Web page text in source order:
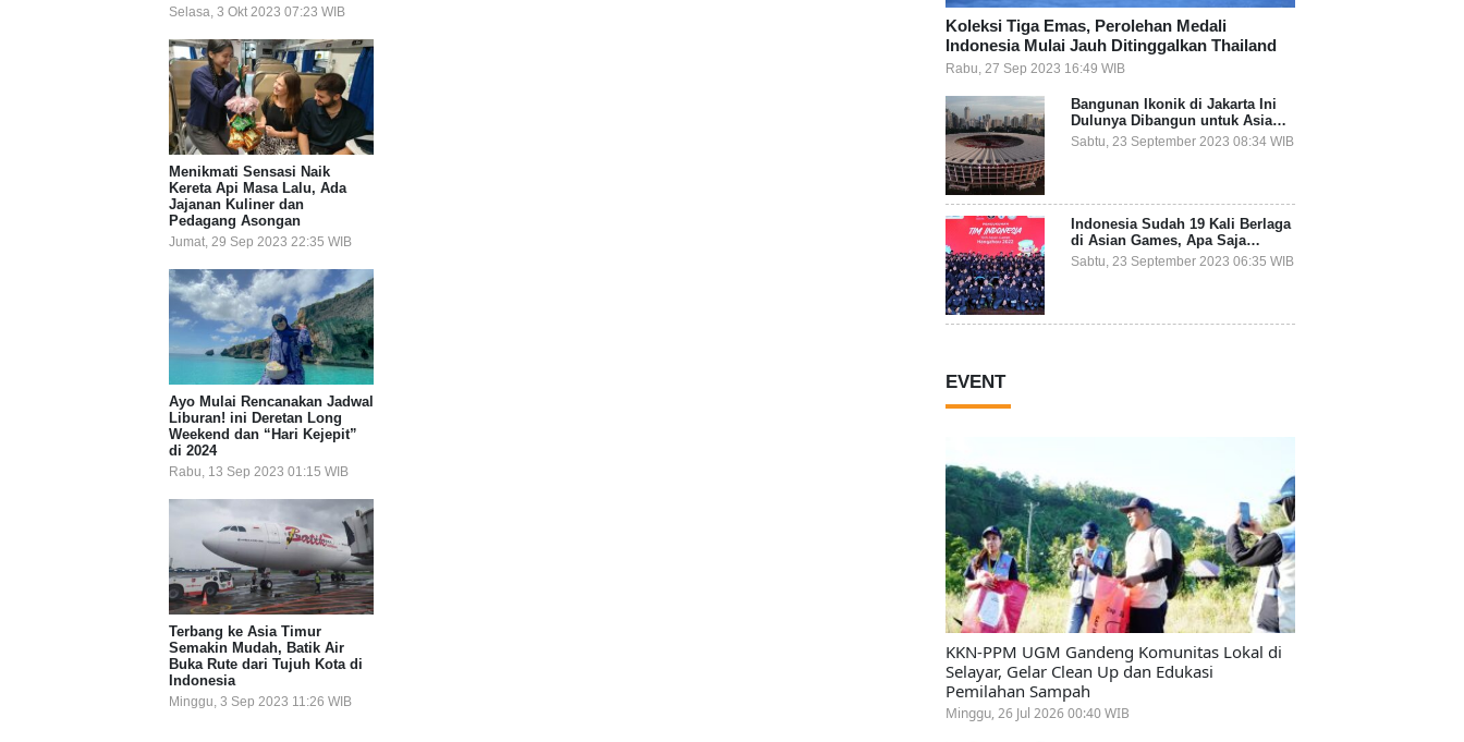
Selasa, 3 Okt 2023 07:23 WIB
Menikmati Sensasi Naik
Kereta Api Masa Lalu, Ada
Jajanan Kuliner dan
Pedagang Asongan
Jumat, 29 Sep 2023 22:35 WIB
Ayo Mulai Rencanakan Jadwal
Liburan! ini Deretan Long
Weekend dan “Hari Kejepit”
di 2024
Rabu, 13 Sep 2023 01:15 WIB
Terbang ke Asia Timur
Semakin Mudah, Batik Air
Buka Rute dari Tujuh Kota di
Indonesia
Minggu, 3 Sep 2023 11:26 WIB
Koleksi Tiga Emas, Perolehan Medali
Indonesia Mulai Jauh Ditinggalkan Thailand
Rabu, 27 Sep 2023 16:49 WIB
Bangunan Ikonik di Jakarta Ini
Dulunya Dibangun untuk Asian
Games, Apa Saja?
Sabtu, 23 September 2023 08:34 WIB
Indonesia Sudah 19 Kali Berlaga
di Asian Games, Apa Saja
Prestasi Terbaiknya?
Sabtu, 23 September 2023 06:35 WIB
EVENT
KKN-PPM UGM Gandeng Komunitas Lokal di
Selayar, Gelar Clean Up dan Edukasi
Pemilahan Sampah
Minggu, 26 Jul 2026 00:40 WIB